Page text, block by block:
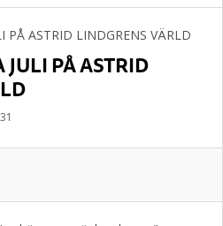
PÅ ASTRID